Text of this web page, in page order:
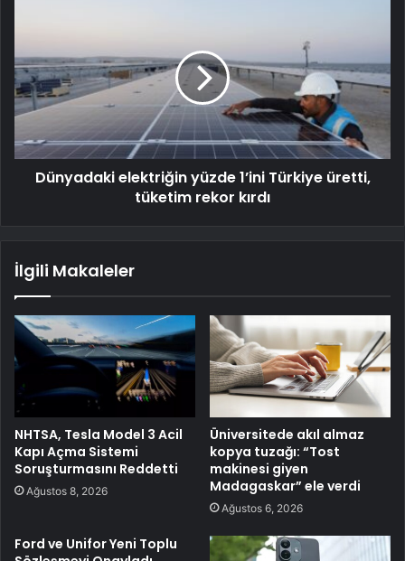
Dünyadaki elektriğin yüzde 1’ini Türkiye üretti,
tüketim rekor kırdı
İlgili Makaleler
NHTSA, Tesla Model 3 Acil
Kapı Açma Sistemi
Soruşturmasını Reddetti
Ağustos 8, 2026
Üniversitede akıl almaz
kopya tuzağı: “Tost
makinesi giyen
Madagaskar” ele verdi
Ağustos 6, 2026
Ford ve Unifor Yeni Toplu